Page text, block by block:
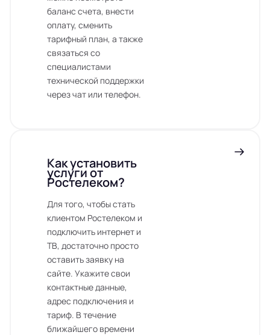
баланс счета, внести
оплату, сменить
тарифный план, а также
связаться со
специалистами
технической поддержки
через чат или телефон.
Как установить
услуги от
Ростелеком?
Для того, чтобы стать
клиентом Ростелеком и
подключить интернет и
ТВ, достаточно просто
оставить заявку на
сайте. Укажите свои
контактные данные,
адрес подключения и
тариф. В течение
ближайшего времени